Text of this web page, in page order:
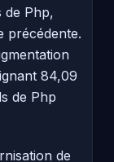
de Php,
précédente.
84,09
de Php
de